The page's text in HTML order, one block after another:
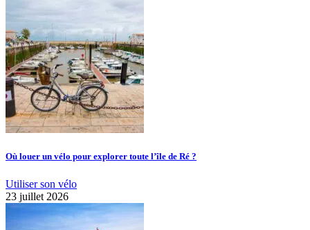
Où louer un vélo pour explorer toute l’île de Ré ?
Utiliser son vélo
23 juillet 2026